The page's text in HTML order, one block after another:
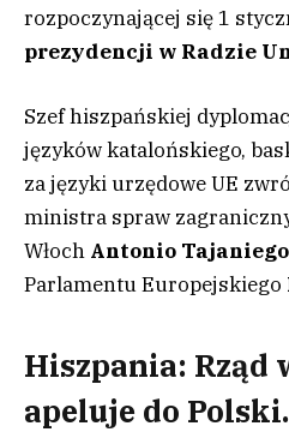
rozpoczynającej się 1
prezydencji w Radzie
Szef hiszpańskiej
języków katalońskiego,
za języki urzędowe UE
ministra spraw
Włoch Antonio Tajaniego
Parlamentu Europejskiego
Hiszpania: Rząd
apeluje do